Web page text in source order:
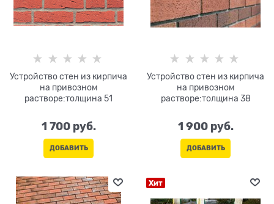
Устройство стен из кирпича
на привозном
растворе:толщина 51
1 700 руб.
ДОБАВИТЬ
Устройство стен из кирпича
на привозном
растворе:толщина 38
1 900 руб.
ДОБАВИТЬ
Хит